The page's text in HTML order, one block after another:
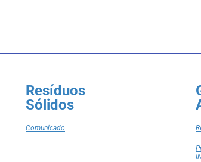
Resíduos
Sólidos
Comunicado